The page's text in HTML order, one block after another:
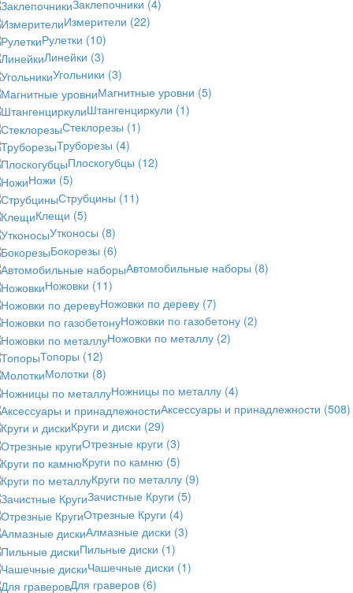
Заклепочники (4)
Измерители (22)
Рулетки (10)
Линейки (3)
Угольники (3)
Магнитные уровни (5)
Штангенциркули (1)
Стеклорезы (1)
Труборезы (4)
Плоскогубцы (12)
Ножи (5)
Струбцины (11)
Клещи (5)
Утконосы (8)
Бокорезы (6)
Автомобильные наборы (8)
Ножовки (11)
Ножовки по дереву (7)
Ножовки по газобетону (2)
Ножовки по металлу (2)
Топоры (12)
Молотки (8)
Ножницы по металлу (4)
Аксессуары и принадлежности (508)
Круги и диски (29)
Отрезные круги (3)
Круги по камню (5)
Круги по металлу (9)
Зачистные Круги (5)
Отрезные Круги (4)
Алмазные диски (3)
Пильные диски (1)
Чашечные диски (1)
Для граверов (6)